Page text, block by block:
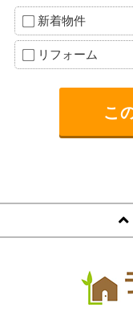
新着物件
リフォーム